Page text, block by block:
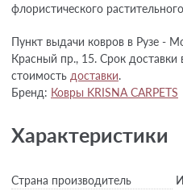
флористического
Пункт выдачи ковров в Рузе -
Красный пр., 15. Срок доставки
стоимость доставки.
Бренд: Ковры KRISNA CARPETS
Характеристики
Страна производитель